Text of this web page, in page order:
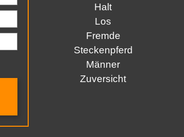
Halt
Los
Fremde
Steckenpferd
Männer
Zuversicht